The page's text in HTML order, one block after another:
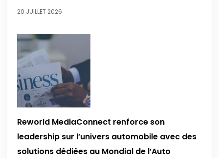
20 JUILLET 2026
Reworld MediaConnect renforce son
leadership sur l’univers automobile avec des
solutions dédiées au Mondial de l’Auto